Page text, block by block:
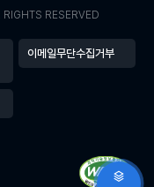
RESERVED
이메일무단수집거부